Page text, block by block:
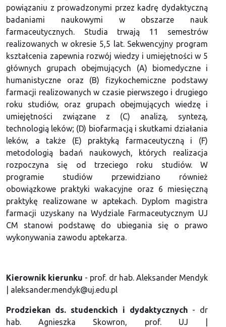
powiązaniu z prowadzonymi przez kadrę dydaktyczną
badaniami naukowymi w obszarze nauk
farmaceutycznych. Studia trwają 11 semestrów
realizowanych w okresie 5,5 lat. Sekwencyjny program
kształcenia zapewnia rozwój wiedzy i umiejętności w 5
głównych grupach obejmujących (A) biomedyczne i
humanistyczne oraz (B) fizykochemiczne podstawy
farmacji realizowanych w czasie pierwszego i drugiego
roku studiów, oraz grupach obejmujących wiedzę i
umiejętności związane z (C) analizą, syntezą,
technologią leków; (D) biofarmacją i skutkami działania
leków, a także (E) praktyką farmaceutyczną i (F)
metodologią badań naukowych, których realizacja
rozpoczyna się od trzeciego roku studiów. W
programie studiów przewidziano również
obowiązkowe praktyki wakacyjne oraz 6 miesięczną
praktykę realizowane w aptekach. Dyplom magistra
farmacji uzyskany na Wydziale Farmaceutycznym UJ
CM stanowi podstawę do ubiegania się o prawo
wykonywania zawodu aptekarza.
Kierownik kierunku - prof. dr hab. Aleksander Mendyk
| aleksander.mendyk@uj.edu.pl
Prodziekan ds. studenckich i dydaktycznych- dr
hab. Agnieszka Skowron, prof. UJ |